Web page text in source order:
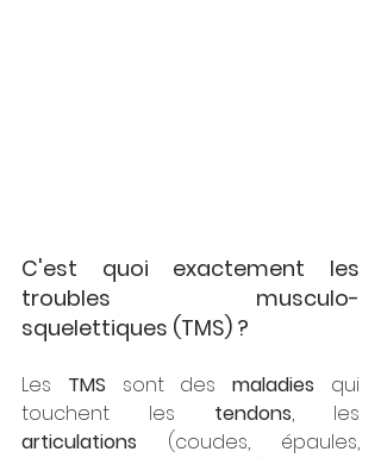
C'est quoi exactement les
troubles musculo-
squelettiques (TMS) ?
Les TMS sont des maladies qui
touchent les tendons
articulations (coudes, épaules,